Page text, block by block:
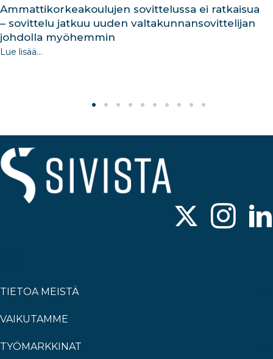
Ammattikorkeakoulujen sovittelussa ei ratkaisua
– sovittelu jatkuu uuden valtakunnansovittelijan
johdolla myöhemmin
Lue lisää...
TIETOA MEISTÄ
VAIKUTAMME
TYÖMARKKINAT